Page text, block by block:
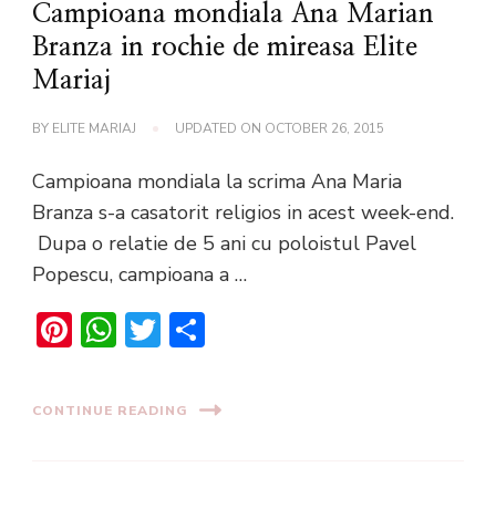
Campioana mondiala Ana Marian
Branza in rochie de mireasa Elite
Mariaj
BY ELITE MARIAJ UPDATED ON OCTOBER 26, 2015
Campioana mondiala la scrima Ana Maria
Branza s-a casatorit religios in acest week-end.
Dupa o relatie de 5 ani cu poloistul Pavel
Popescu, campioana a …
Pinterest
WhatsApp
Twitter
CONTINUE READING